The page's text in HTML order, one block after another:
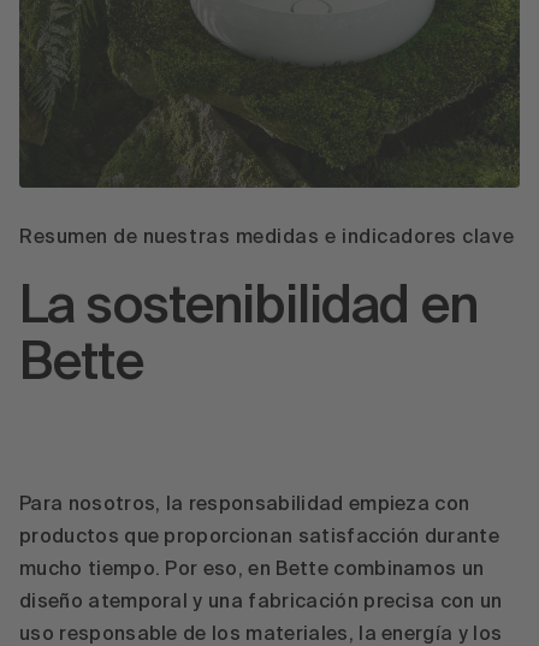
Resumen de nuestras medidas e indicadores clave
La sostenibilidad en
Bette
Para nosotros, la responsabilidad empieza con
productos que proporcionan satisfacción durante
mucho tiempo. Por eso, en Bette combinamos un
diseño atemporal y una fabricación precisa con un
uso responsable de los materiales, la energía y los